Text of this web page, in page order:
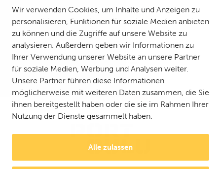
Wir verwenden Cookies, um Inhalte und Anzeigen zu
personalisieren, Funktionen für soziale Medien anbieten
zu können und die Zugriffe auf unsere Website zu
analysieren. Außerdem geben wir Informationen zu
Ihrer Verwendung unserer Website an unsere Partner
für soziale Medien, Werbung und Analysen weiter.
Unsere Partner führen diese Informationen
möglicherweise mit weiteren Daten zusammen, die Sie
ihnen bereitgestellt haben oder die sie im Rahmen Ihrer
Nutzung der Dienste gesammelt haben.
Alle zulassen